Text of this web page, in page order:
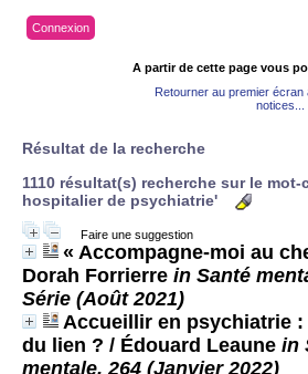
Connexion
A partir de cette page vous
Retourner au premier écran
notices...
Résultat de la recherche
1110 résultat(s) recherche sur le mot-
hospitalier de psychiatrie'
Faire une suggestion
« Accompagne-moi au
Dorah Forrierre in Santé
Série (Août 2021)
Accueillir en psychiatrie :
du lien ? / Édouard Leaune in
mentale, 264 (Janvier 2022)